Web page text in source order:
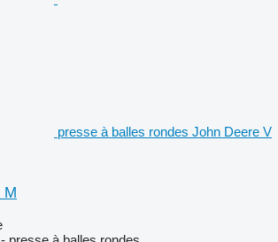
presse à balles rondes John Deere V
M